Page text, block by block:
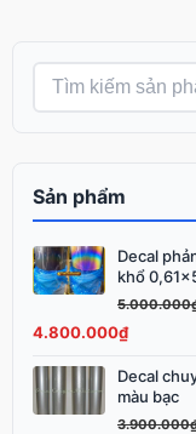
Sản phẩm
Decal
khổ
5.000.000
Giá
gốc
5.000.000₫.
4.800.000₫
Giá
hiện
là:
4.800.000₫.
Decal
màu bạc
3.900.000
Giá
gốc
Giá
hiện